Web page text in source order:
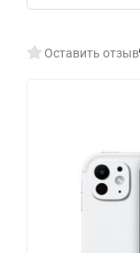
Оставить отзыв